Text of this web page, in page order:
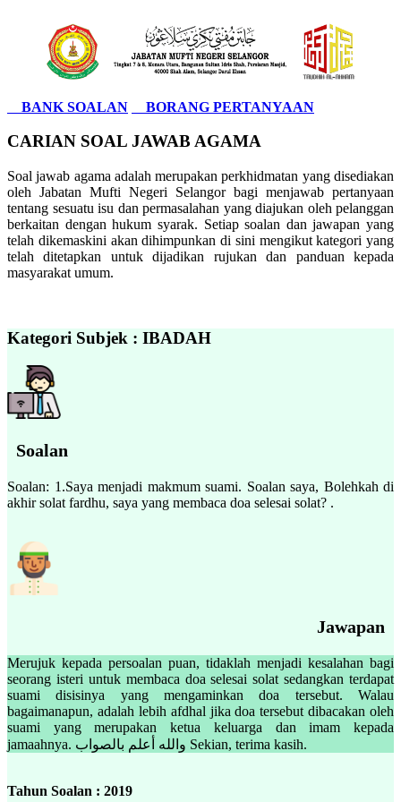
BANK SOALAN BORANG PERTANYAAN
CARIAN SOAL JAWAB AGAMA
Soal jawab agama adalah merupakan perkhidmatan yang disediakan
oleh Jabatan Mufti Negeri Selangor bagi menjawab pertanyaan
tentang sesuatu isu dan permasalahan yang diajukan oleh pelanggan
berkaitan dengan hukum syarak. Setiap soalan dan jawapan yang
telah dikemaskini akan dihimpunkan di sini mengikut kategori yang
telah ditetapkan untuk dijadikan rujukan dan panduan kepada
masyarakat umum.
Kategori Subjek : IBADAH
Soalan
Soalan: 1.Saya menjadi makmum suami. Soalan saya, Bolehkah di
akhir solat fardhu, saya yang membaca doa selesai solat? .
Jawapan
Merujuk kepada persoalan puan, tidaklah menjadi kesalahan bagi
seorang isteri untuk membaca doa selesai solat sedangkan terdapat
suami disisinya yang mengaminkan doa tersebut. Walau
bagaimanapun, adalah lebih afdhal jika doa tersebut dibacakan oleh
suami yang merupakan ketua keluarga dan imam kepada
jamaahnya. والله أعلم بالصواب Sekian, terima kasih.
Tahun Soalan : 2019